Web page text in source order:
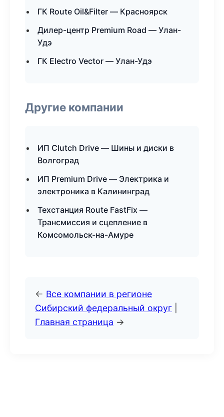
ГК Route Oil&Filter — Красноярск
Дилер-центр Premium Road — Улан-
Удэ
ГК Electro Vector — Улан-Удэ
Другие компании
ИП Clutch Drive — Шины и диски в
Волгоград
ИП Premium Drive — Электрика и
электроника в Калининград
Техстанция Route FastFix —
Трансмиссия и сцепление в
Комсомольск-на-Амуре
← Все компании в регионе
Сибирский федеральный округ
Главная страница →